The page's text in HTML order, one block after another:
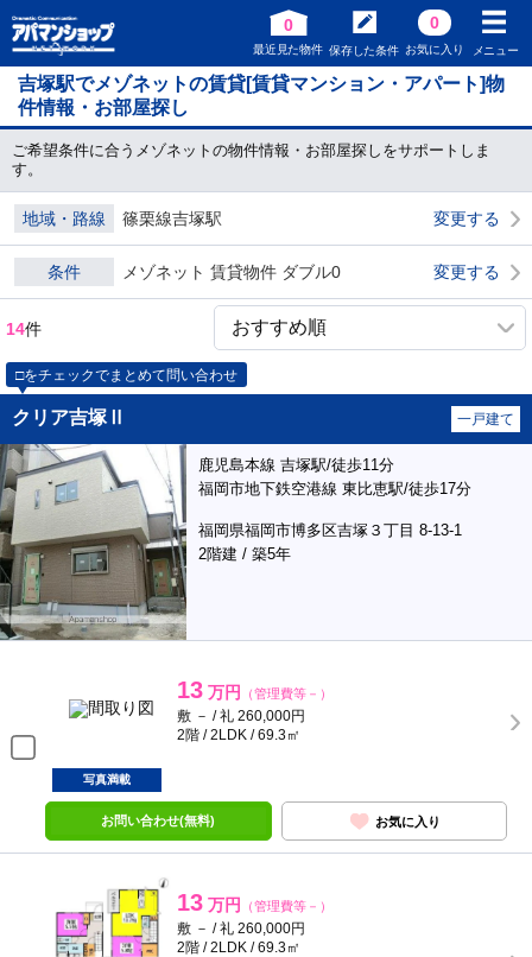
0
最近見た物件 保存した条件
0
お気に入り メニュー
吉塚駅でメゾネットの賃貸[賃貸マンション・アパート]物
件情報・お部屋探し
ご希望条件に合うメゾネットの物件情報・お部屋探しをサポートしま
す。
地域・路線 篠栗線吉塚駅 変更する
条件 メゾネット 賃貸物件 ダブル0 変更する
14件
□をチェックでまとめて問い合わせ
クリア吉塚Ⅱ 一戸建て
鹿児島本線 吉塚駅/徒歩11分
福岡市地下鉄空港線 東比恵駅/徒歩17分
福岡県福岡市博多区吉塚３丁目 8-13-1
2階建 / 築5年
13 万円 （管理費等－）
敷 － / 礼 260,000円
2階 / 2LDK / 69.3㎡
写真満載
お問い合わせ(無料) お気に入り
13 万円 （管理費等－）
敷 － / 礼 260,000円
2階 / 2LDK / 69.3㎡